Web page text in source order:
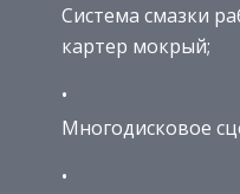
Система смазки
картер мокрый;
Многодисковое